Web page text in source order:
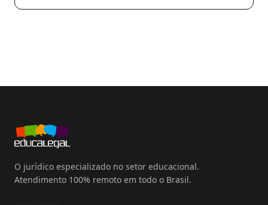
O jurídico especializado no setor educacional.
Atendimento 100% remoto em todo o Brasil.